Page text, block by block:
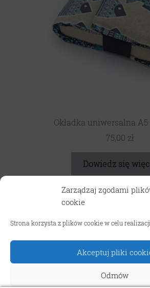
Zarządzaj zgodami
cookie
Strona korzysta z plików cookie w celu
Akceptuj pliki
Odmów
TRYB WAKACYJNY! W związku z
urlopowym realizacja zamówień w
wysłużona nawet do 10 dni roboczych. Za
przepraszamy!
Okładka uniwersalna A5
75,00 zł
Dowiedz się
© podarunek.art 2026